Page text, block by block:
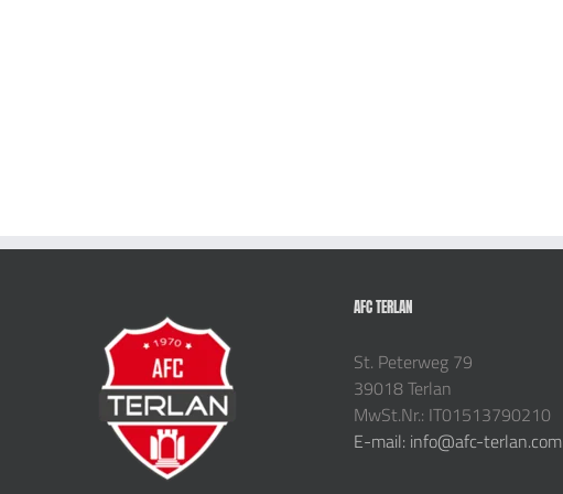
AFC TERLAN
St. Peterweg 79
39018 Terlan
MwSt.Nr.: IT01513790210
E-mail: info@afc-terlan.com